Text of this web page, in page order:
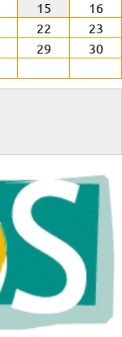
15
16
22
23
29
30